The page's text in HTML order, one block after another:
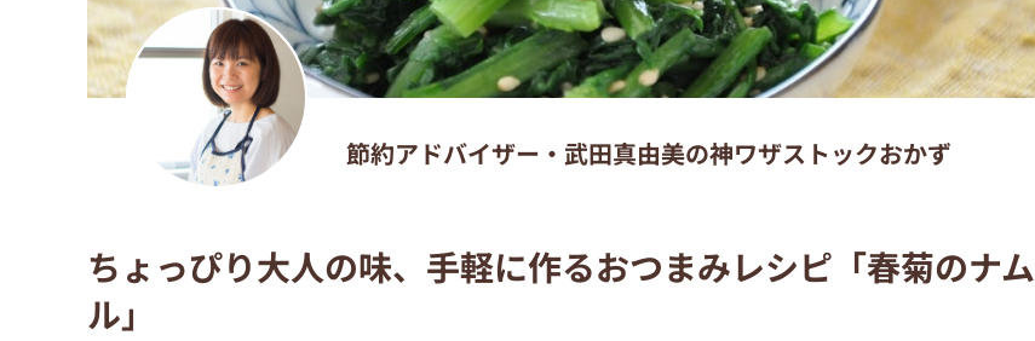
節約アドバイザー・武田真由美の神ワザストックおかず
ちょっぴり大人の味、手軽に作るおつまみレシピ「春菊のナム
ル」